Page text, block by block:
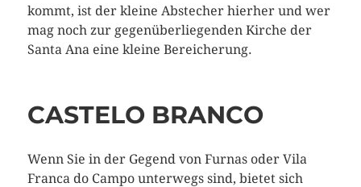
kommt, ist der kleine Abstecher hierher und wer
mag noch zur gegenüberliegenden Kirche der
Santa Ana eine kleine Bereicherung.
CASTELO BRANCO
Wenn Sie in der Gegend von Furnas oder Vila
Franca do Campo unterwegs sind, bietet sich